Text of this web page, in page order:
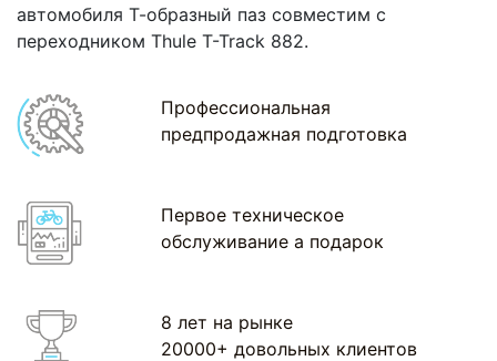
автомобиля Т-образный паз совместим с
переходником Thule T-Track 882.
Профессиональная
предпродажная подготовка
Первое техническое
обслуживание а подарок
8 лет на рынке
20000+ довольных клиентов